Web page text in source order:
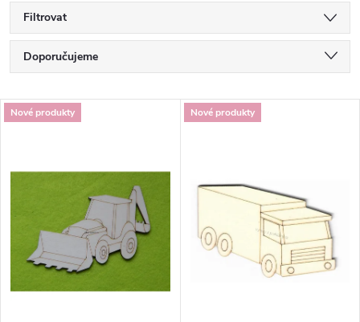
Filtrovat
Ř
a
e
n
p
Doporučujeme
Nejdražší
V
s
Nové produkty Nové produkty